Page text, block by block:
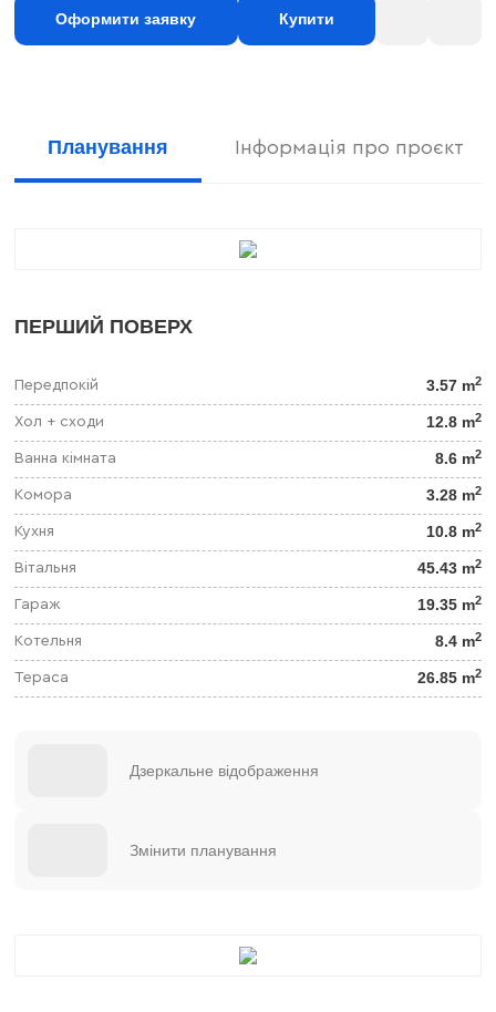
Оформити заявку Купити
Планування Інформація про проєкт
ПЕРШИЙ ПОВЕРХ
Передпокій 3.57 m2
Хол + сходи 12.8 m2
Ванна кімната 8.6 m2
Комора 3.28 m2
Кухня 10.8 m2
Вітальня 45.43 m2
Гараж 19.35 m2
Котельня 8.4 m2
Тераса 26.85 m2
Дзеркальне відображення
Змінити планування